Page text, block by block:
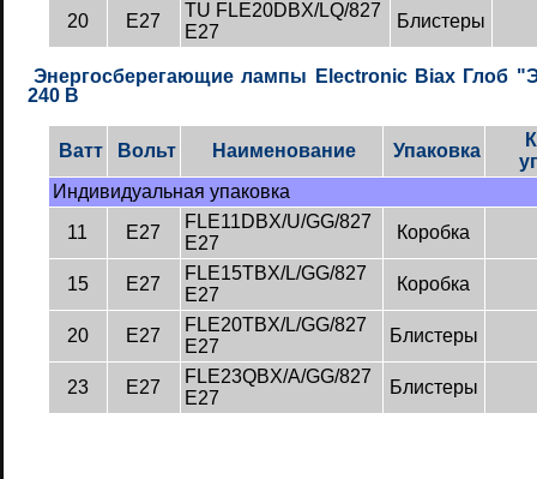
20 E27
TU FLE20DBX/LQ/827
E27
Блистеры
Энергосберегающие лампы Electronic Biax Глоб
240 B
Ватт Вольт Наименование Упаковка
Индивидуальная упаковка
11
E27
FLE11DBX/U/GG/827
E27
Коробка
15 E27
FLE15TBX/L/GG/827
E27
Коробка
20 E27
FLE20TBX/L/GG/827
E27
Блистеры
23 E27
FLE23QBX/A/GG/827
E27
Блистеры